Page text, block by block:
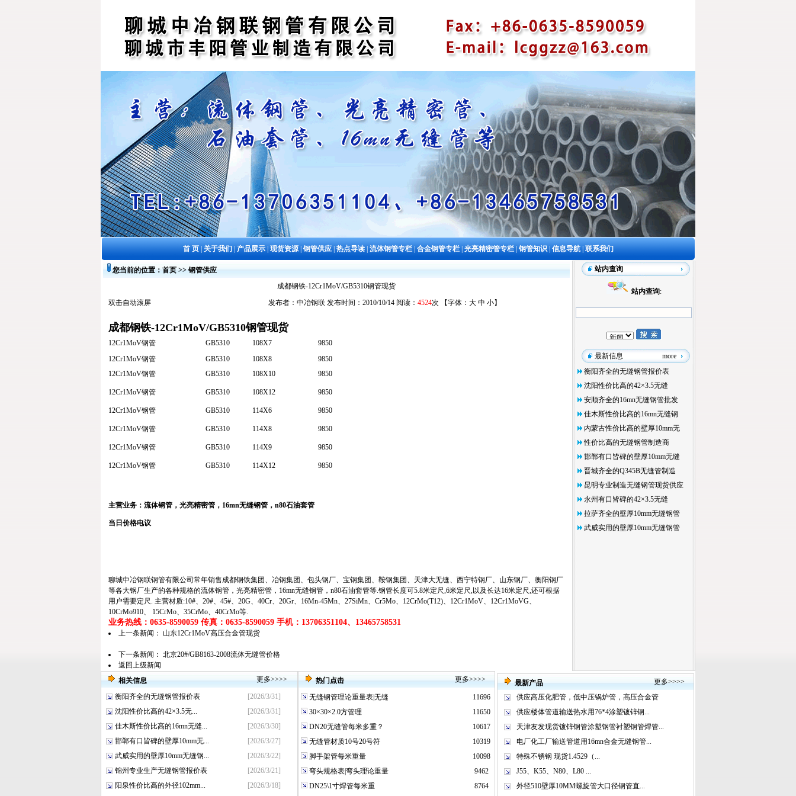
首 页|关于我们|产品展示|现货资源|钢管供应|热点导读|流体钢管专栏|合金钢管专栏|光亮精密管专栏|钢管知识|信息导航 |联系我们
您当前的位置：首页>>钢管供应
成都钢铁-12Cr1MoV/GB5310钢管现货
双击自动滚屏
发布者：中冶钢联 发布时间：2010/10/14 阅读： 4524次 【字体： 大 中 小】
成都钢铁-12Cr1MoV/GB5310钢管现货
12Cr1MoV钢管 GB5310 108X7
9850
12Cr1MoV钢管 GB5310 108X8
9850
12Cr1MoV钢管 GB5310 108X10 9850
12Cr1MoV钢管 GB5310 108X12 9850
12Cr1MoV钢管 GB5310 114X6 9850
12Cr1MoV钢管 GB5310 114X8 9850
12Cr1MoV钢管 GB5310 114X9 9850
12Cr1MoV钢管 GB5310 114X12 9850
主营业务： 流体钢管 ， 光亮精密管 ， 16mn无缝钢管 ， n80石油套管
当日价格电议
聊城中冶钢联钢管有限公司常年销售成都钢铁集团、冶钢集团、包头钢厂、宝钢集团、鞍钢集团、天津大无缝、西宁特钢厂、山东钢厂、衡阳钢厂
等各大钢厂生产的各种规格的流体钢管 ， 光亮精密管 ， 16mn无缝钢管 ， n80石油套管等.钢管长度可5.8米定尺,6米定尺,以及长达16米定尺,还可根据
用户需要定尺. 主营材质:10#、20#、45#、20G、40Cr、20Gr、16Mn-45Mn、27SiMn、Cr5Mo、12CrMo(T12)、12Cr1MoV、12Cr1MoVG、
10CrMo910、 15CrMo、35CrMo、40CrMo等.
业务热线：0635-8590059 传真：0635-8590059 手机：13706351104、13465758531
上一条新闻： 山东12Cr1MoV高压合金管现货
下一条新闻： 北京20#/GB8163-2008流体无缝管价格
返回上级新闻
站内查询
站内查询:
最新信息 more
衡阳齐全的无缝钢管报价表
沈阳性价比高的42×3.5无缝
安顺齐全的16mn无缝钢管批发
佳木斯性价比高的16mn无缝钢
内蒙古性价比高的壁厚10mm无
性价比高的无缝钢管制造商
邯郸有口皆碑的壁厚10mm无缝
晋城齐全的Q345B无缝管制造
昆明专业制造无缝钢管现货供应
永州有口皆碑的42×3.5无缝
拉萨齐全的壁厚10mm无缝钢管
武威实用的壁厚10mm无缝钢管
相关信息 更多>>>>
衡阳齐全的无缝钢管报价表
[2026/3/31]
沈阳性价比高的42×3.5无...
[2026/3/31]
佳木斯性价比高的16mn无缝...
[2026/3/30]
邯郸有口皆碑的壁厚10mm无...
[2026/3/27]
武威实用的壁厚10mm无缝钢...
[2026/3/22]
锦州专业生产无缝钢管报价表
[2026/3/21]
阳泉性价比高的外径102mm...
[2026/3/18]
热门点击 更多>>>>
无缝钢管理论重量表|无缝
11696
30×30×2.0方管理
11650
DN20无缝管每米多重？
10617
无缝管材质10号20号符
10319
脚手架管每米重量
10098
弯头规格表|弯头理论重量
9462
DN25\1寸焊管每米重
8764
最新产品 更多>>>>
供应高压化肥管，低中压锅炉管，高压合金管
供应楼体管道输送热水用76*4涂塑镀锌钢...
天津友发现货镀锌钢管涂塑钢管衬塑钢管焊管...
电厂化工厂输送管道用16mn合金无缝钢管...
特殊不锈钢 现货1.4529（...
J55、K55、N80、L80 ...
外径510壁厚10MM螺旋管大口径钢管直...